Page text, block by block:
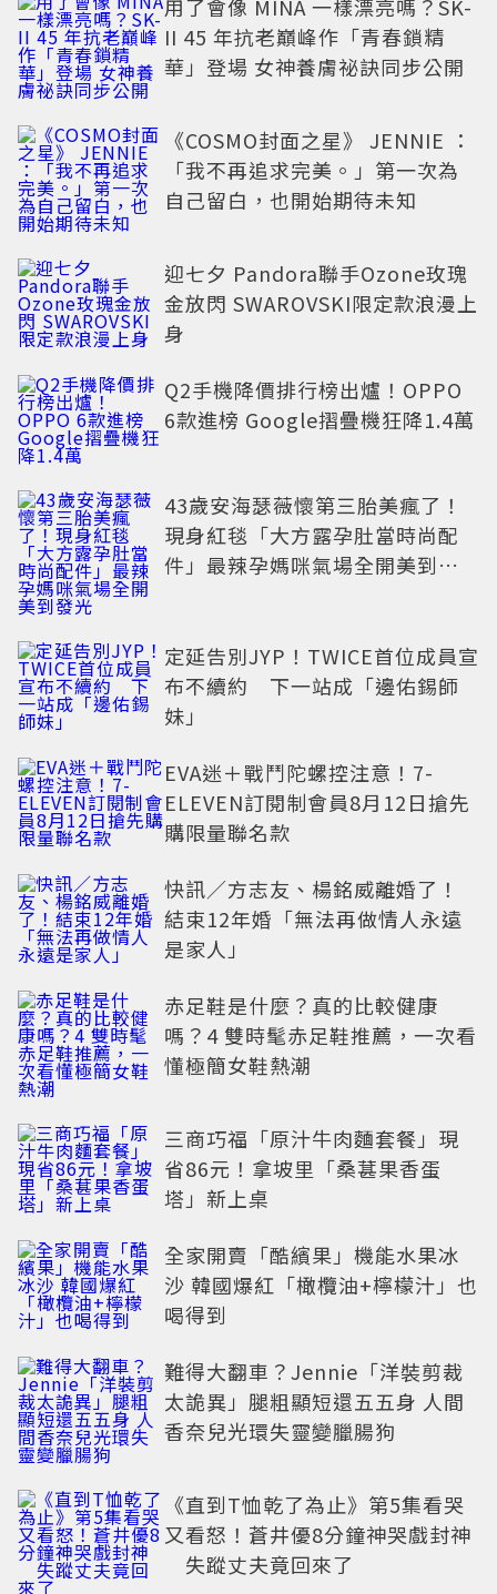
用了會像 MINA 一樣漂亮嗎？SK-
II 45 年抗老巔峰作「青春鎖精
華」登場 女神養膚祕訣同步公開
《COSMO封面之星》 JENNIE ：
「我不再追求完美。」第一次為
自己留白，也開始期待未知
迎七夕 Pandora聯手Ozone玫瑰
金放閃 SWAROVSKI限定款浪漫上
身
Q2手機降價排行榜出爐！OPPO
6款進榜 Google摺疊機狂降1.4萬
43歲安海瑟薇懷第三胎美瘋了！
現身紅毯「大方露孕肚當時尚配
件」最辣孕媽咪氣場全開美到發
定延告別JYP！TWICE首位成員宣
布不續約 下一站成「邊佑錫師
妹」
EVA迷＋戰鬥陀螺控注意！7-
ELEVEN訂閱制會員8月12日搶先
購限量聯名款
快訊／方志友、楊銘威離婚了！
結束12年婚「無法再做情人永遠
是家人」
赤足鞋是什麼？真的比較健康
嗎？4 雙時髦赤足鞋推薦，一次看
懂極簡女鞋熱潮
三商巧福「原汁牛肉麵套餐」現
省86元！拿坡里「桑葚果香蛋
塔」新上桌
全家開賣「酷繽果」機能水果冰
沙 韓國爆紅「橄欖油+檸檬汁」也
喝得到
難得大翻車？Jennie「洋裝剪裁
太詭異」腿粗顯短還五五身 人間
香奈兒光環失靈變臘腸狗
《直到T恤乾了為止》第5集看哭
又看怒！蒼井優8分鐘神哭戲封神
失蹤丈夫竟回來了